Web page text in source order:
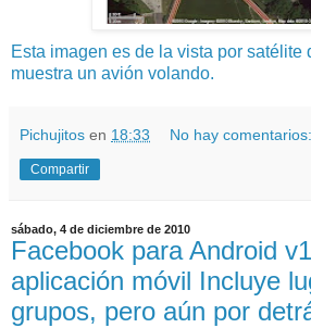
Esta imagen es de la vista por satélite
muestra un avión volando.
Pichujitos en 18:33 No hay comentarios:
Compartir
sábado, 4 de diciembre de 2010
Facebook para Android
aplicación móvil Incluye
grupos, pero aún por